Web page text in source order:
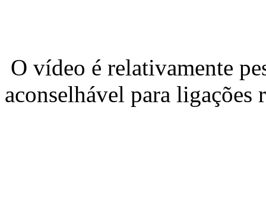
O vídeo é relativamente
aconselhável para ligações